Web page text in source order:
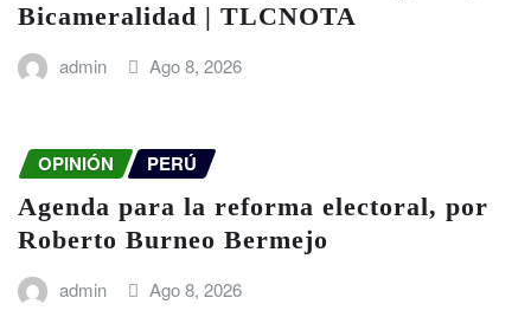
Bicameralidad | TLCNOTA
admin Ago 8, 2026
OPINIÓN PERÚ
Agenda para la reforma electoral, por
Roberto Burneo Bermejo
admin Ago 8, 2026